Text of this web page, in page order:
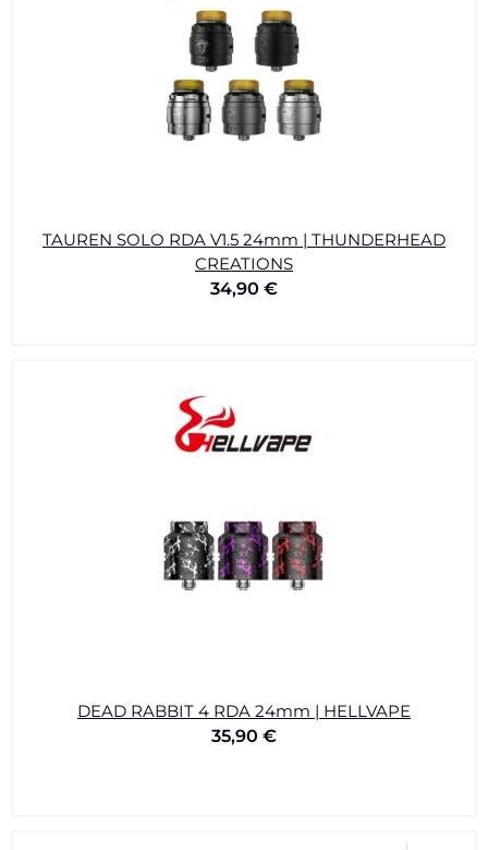
TAUREN SOLO RDA V1.5 24mm | THUNDERHEAD
CREATIONS
34,90 €
DEAD RABBIT 4 RDA 24mm | HELLVAPE
35,90 €